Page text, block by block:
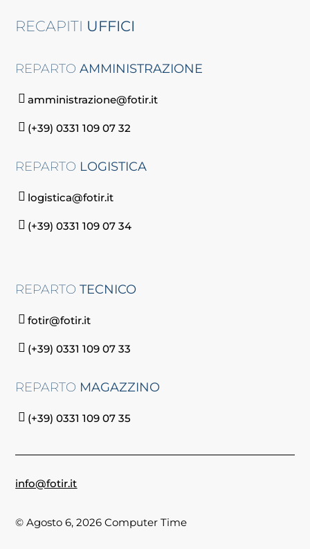
RECAPITI UFFICI
REPARTOAMMINISTRAZIONE
amministrazione@fotir.it
(+39) 0331 109 07 32
REPARTO LOGISTICA
logistica@fotir.it
(+39) 0331 109 07 34
REPARTOTECNICO
fotir@fotir.it
(+39) 0331 109 07 33
REPARTO MAGAZZINO
(+39) 0331 109 07 35
info@fotir.it
© Agosto 6, 2026 Computer Time